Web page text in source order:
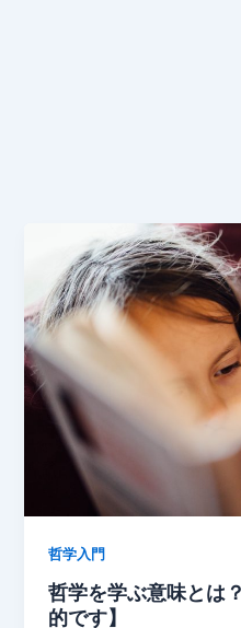
哲学入門
哲学を学ぶ意味とは
的です】